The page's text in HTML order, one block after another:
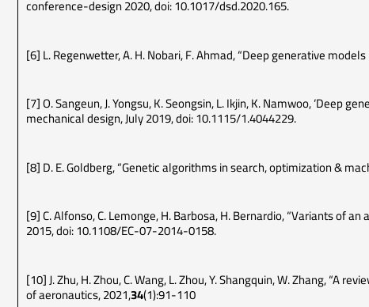
conference-design 2020, doi: 10.1017/dsd.2020.165.
[6] L. Regenwetter, A. H. Nobari, F. Ahmad, “Deep generative
[7] O. Sangeun, J. Yongsu, K. Seongsin, L. Ikjin, K. Namwoo, ‘Deep
mechanical design, July 2019, doi: 10.1115/1.4044229.
[8] D. E. Goldberg, “Genetic algorithms in search, optimization &
[9] C. Alfonso, C. Lemonge, H. Barbosa, H. Bernardio, “Variants of
2015, doi: 10.1108/EC-07-2014-0158.
[10] J. Zhu, H. Zhou, C. Wang, L. Zhou, Y. Shangquin, W. Zhang, “A
of aeronautics, 2021,34(1):91-110